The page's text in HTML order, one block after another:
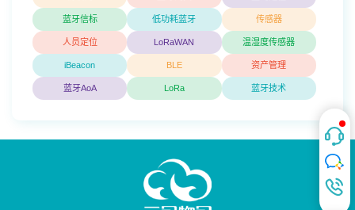
蓝牙信标 低功耗蓝牙 传感器
人员定位 LoRaWAN 温湿度传感器
iBeacon BLE 资产管理
蓝牙AoA LoRa 蓝牙技术